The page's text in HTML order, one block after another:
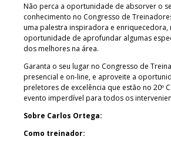
Não perca a oportunidade de absorver o
conhecimento no Congresso de
uma palestra inspiradora e enriquecedora,
oportunidade de aprofundar algumas
dos melhores na área.
Garanta o seu lugar no Congresso de
presencial e on-line, e aproveite a
preletores de excelência que estão no 20º
evento imperdível para todos os
Sobre Carlos Ortega:
Como treinador: